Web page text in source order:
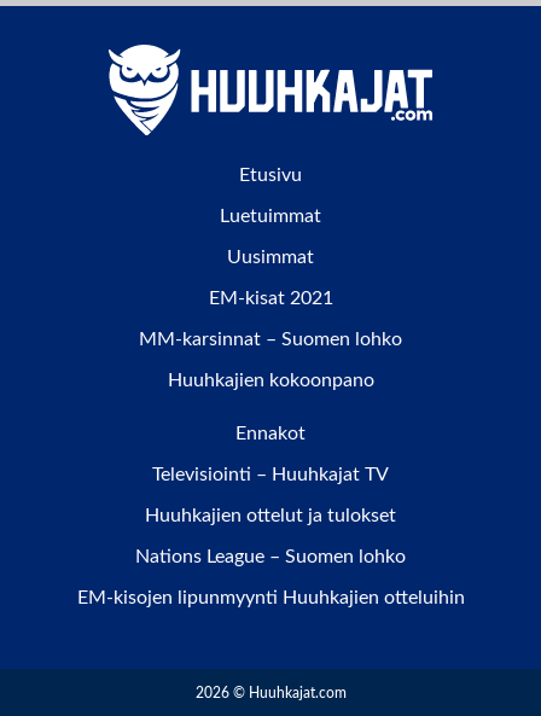
Etusivu
Luetuimmat
Uusimmat
EM-kisat 2021
MM-karsinnat – Suomen lohko
Huuhkajien kokoonpano
Ennakot
Televisiointi – Huuhkajat TV
Huuhkajien ottelut ja tulokset
Nations League – Suomen lohko
EM-kisojen lipunmyynti Huuhkajien otteluihin
2026 © Huuhkajat.com